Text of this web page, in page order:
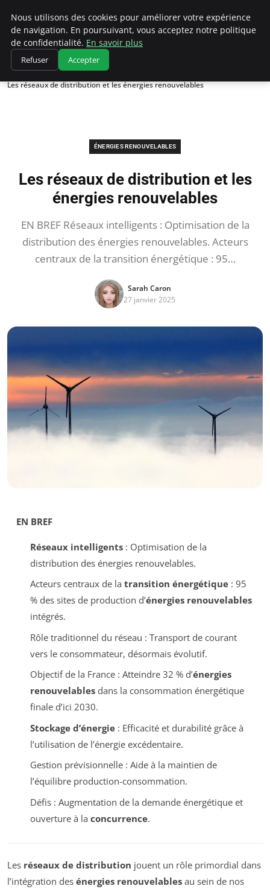
Climatedebtagents
Accueil
Énergies Renouvelables
Les réseaux de distribution et les énergies renouvelables
ÉNERGIES RENOUVELABLES
Les réseaux de distribution et les
énergies renouvelables
EN BREF Réseaux intelligents : Optimisation de la
distribution des énergies renouvelables. Acteurs
centraux de la transition énergétique : 95…
Sarah Caron
27 janvier 2025
EN BREF
Réseaux intelligents: Optimisation de la
distribution des énergies renouvelables.
Acteurs centraux de la transition énergétique: 95
% des sites de production d’énergies renouvelables
intégrés.
Rôle traditionnel du réseau : Transport de courant
vers le consommateur, désormais évolutif.
Objectif de la France : Atteindre 32 % d’énergies
renouvelablesdans la consommation énergétique
finale d’ici 2030.
Stockage d’énergie: Efficacité et durabilité grâce à
l’utilisation de l’énergie excédentaire.
Gestion prévisionnelle : Aide à la maintien de
l’équilibre production-consommation.
Défis : Augmentation de la demande énergétique et
ouverture à la concurrence.
Les réseaux de distribution jouent un rôle primordial dans
l’intégration des énergies renouvelables au sein de nos
Nous utilisons des cookies pour améliorer votre expérience
de navigation. En poursuivant, vous acceptez notre politique
de confidentialité. En savoir plus
Refuser Accepter